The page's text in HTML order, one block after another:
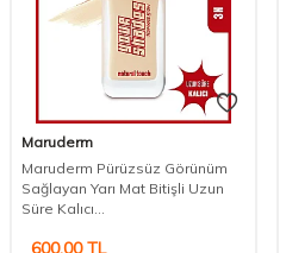
Maruderm
Maruderm Pürüzsüz Görünüm
Sağlayan Yarı Mat Bitişli Uzun
Süre Kalıcı...
600,00TL